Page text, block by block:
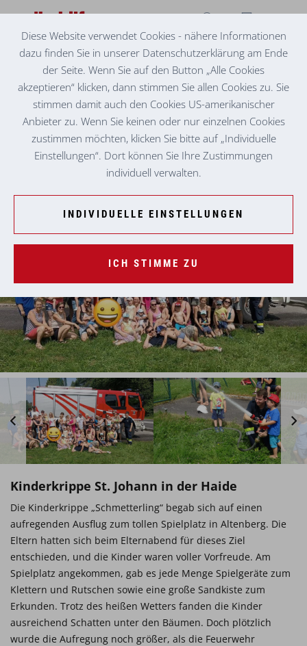
SOMMER, SONNE, KAKTUS!
JULI-AUSFLÜGE
Unsere Einrichtungen und Teams haben im Juli zahlreiche
spannende Ausflüge unternommen, um Bewohner:innen,
Kindern und Mitarbeiter:innen besondere Erlebnisse zu
ermöglichen. Von Spielplatzabenteuern bis hin zu
kulturellen Veranstaltungen war für jede:n etwas dabei.
Kinderkrippe St. Johann in der Haide
Die Kinderkrippe „Schmetterling“ begab sich auf einen
aufregenden Ausflug zum tollen Spielplatz in Altenberg. Die
Eltern hatten sich beim Elternabend für dieses Ziel
entschieden, und die Kinder waren voller Vorfreude. Am
Spielplatz angekommen, gab es jede Menge Spielgeräte zum
Klettern und Rutschen sowie eine große Sandkiste zum
Erkunden. Trotz des heißen Wetters fanden die Kinder
ausreichend Schatten unter den Bäumen. Doch plötzlich
wurde die Aufregung noch größer, als die Feuerwehr
Diese Website verwendet Cookies - nähere Informationen
dazu finden Sie in unserer Datenschutzerklärung am Ende
der Seite. Wenn Sie auf den Button „Alle Cookies
akzeptieren“ klicken, dann stimmen Sie allen Cookies zu. Sie
stimmen damit auch den Cookies US-amerikanischer
Anbieter zu. Wenn Sie keinen oder nur einzelnen Cookies
zustimmen möchten, klicken Sie bitte auf „Individuelle
Einstellungen“. Dort können Sie Ihre Zustimmungen
individuell verwalten.
INDIVIDUELLE EINSTELLUNGEN
ICH STIMME ZU